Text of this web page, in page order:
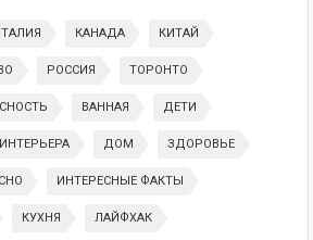
КАНАДА КИТАЙ
РОССИЯ ТОРОНТО
ВАННАЯ ДЕТИ
ДОМ ЗДОРОВЬЕ
ИНТЕРЕСНЫЕ ФАКТЫ
КУХНЯ ЛАЙФХАК